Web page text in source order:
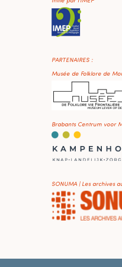
PARTENAIRES :
Musée de Folklore de
Brabants Centrum voor
SONUMA | Les archives